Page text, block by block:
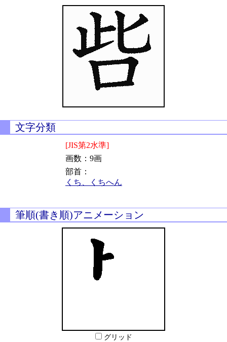
文字分類
[JIS第2水準]
画数：9画
部首：
くち、くちへん
筆順(書き順)アニメーション
グリッド